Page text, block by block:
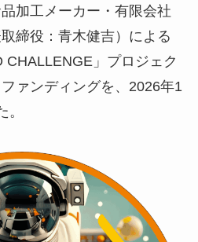
加工メーカー・有限会社
締役：青木健吉）による
CHALLENGE」プロジェク
ァンディングを、2026年1